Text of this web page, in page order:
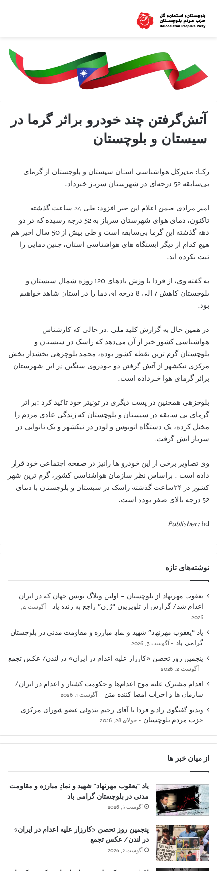
آتش‌گرفتن چند خودرو براثر گرما در
سیستان و بلوچستان
رکنا: مدیرکل هواشناسی استان سیستان و بلوچستان از گرمای
بی‌سابقه 52 درجه‌ای در شهرستان سرباز خبرداد.
امیر مرادی ضمن اعلام این خبر افزود: طی 24 ساعت گذشته
تاکنون، دمای هوای شهرستان سرباز به 52 درجه رسیده که در دو
دهه گذشته این گرما بی‌سابقه است و طی بیش از 50 سال اخیر هم
هیچ کدام از دیگر ایستگاه های هواشناسی استان، چنین دمایی را
ثبت نکرده اند.
به گفته وی، از فردا با وزش بادهای 120 روزه شمال سیستان و
بلوچستان کاهش 7 الی 8 درجه ای دما را در استان شاهد خواهیم
بود.
در همین حال به گزارش کلید ملی ،در حالی که کارشناس
هواشناسی کشور خبر از آن می‌دهد که راسک در سیستان و
بلوچستان گرم ترین نقطه کشور بوده، محمد بلوچزهی بخشدار بخش
مرکزی نیکشهر از آتش گرفتن دو خودروی سنگین در این شهرستان
براثر گرمای هوا خبرداده است.
بلوچزهی همچنین در پست دیگری در توئیتر خود تاکید کرد :بر اثر
گرمای بی سابقه در سیستان و بلوچستان که زندگی عادی مردم را
مختل کرده، یک دستگاه اتوبوس و لودر در نیکشهر و یک نانوایی در
سرباز آتش گرفت.
وی تصاویر برخی از این خودرو ها رانیز در صفحه اجتماعی خود قرار
داده است . براساس نظر سازمان هواشناسی کشور، گرم ترین شهر
کشور در ۲۴ساعت گذشته راسک در سیستان و بلوچستان با دمای
52 درجه بالای صفر بود‌ه است.
Publisher: hd
نوشته‌های تازه
یعقوب مهرنهاد از بلوچستان – اولین وبلاگ نویس جهان که در ایران
اعدام شد/ گزارش از تلویزیون “رُژن” راجع به زنده یاد
آگوست 4,
2026
یاد “یعقوب مهرنهاد” شهید و نمادِ مبارزه و مقاومت مدنی در بلوچستان
گرامی باد
آگوست 3, 2026
پنجمین روز تحصن «کارزار علیه اعدام در ایران» در لندن/ عکس تجمع
آگوست 2, 2026
اقدام مشترک علیه موج اعدام‌ها و حکومت کشتار و اعدام در ایران/
سازمان ها و احزاب امضا کننده متن
آگوست 1, 2026
ویدیو گفتگوی رادیو فردا با آقای رحیم بندوئی عضو شورای مرکزی
حزب مردم بلوچستان
جولای 28, 2026
از میان خبر ها
یاد “یعقوب مهرنهاد” شهید و نمادِ مبارزه و مقاومت
مدنی در بلوچستان گرامی باد
آگوست 3, 2026
پنجمین روز تحصن «کارزار علیه اعدام در ایران»
در لندن/ عکس تجمع
آگوست 2, 2026